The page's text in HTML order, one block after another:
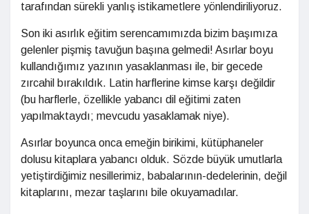
tarafından sürekli yanlış istikametlere yönlendiriliyoruz.
Son iki asırlık eğitim serencamımızda bizim başımıza
gelenler pişmiş tavuğun başına gelmedi! Asırlar boyu
kullandığımız yazının yasaklanması ile, bir gecede
zırcahil bırakıldık. Latin harflerine kimse karşı değildir
(bu harflerle, özellikle yabancı dil eğitimi zaten
yapılmaktaydı; mevcudu yasaklamak niye).
Asırlar boyunca onca emeğin birikimi, kütüphaneler
dolusu kitaplara yabancı olduk. Sözde büyük umutlarla
yetiştirdiğimiz nesillerimiz, babalarının-dedelerinin, değil
kitaplarını, mezar taşlarını bile okuyamadılar.